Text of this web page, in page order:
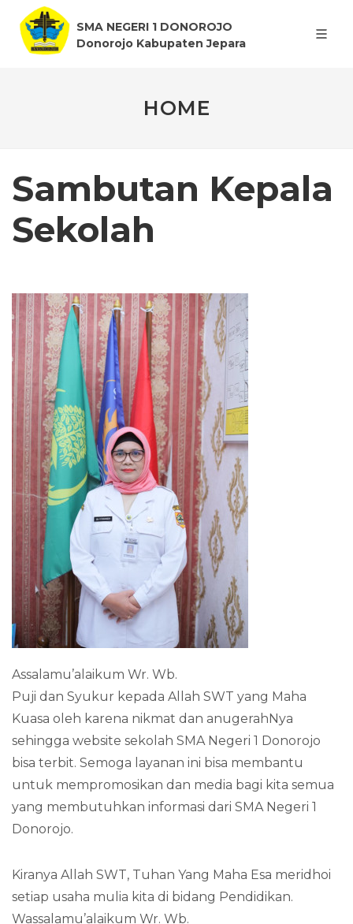
SMA NEGERI 1 DONOROJO
Donorojo Kabupaten Jepara
HOME
Sambutan Kepala
Sekolah
Assalamu’alaikum Wr. Wb.
Puji dan Syukur kepada Allah SWT yang Maha
Kuasa oleh karena nikmat dan anugerahNya
sehingga website sekolah SMA Negeri 1 Donorojo
bisa terbit. Semoga layanan ini bisa membantu
untuk mempromosikan dan media bagi kita semua
yang membutuhkan informasi dari SMA Negeri 1
Donorojo.
Kiranya Allah SWT, Tuhan Yang Maha Esa meridhoi
setiap usaha mulia kita di bidang Pendidikan.
Wassalamu’alaikum Wr. Wb.